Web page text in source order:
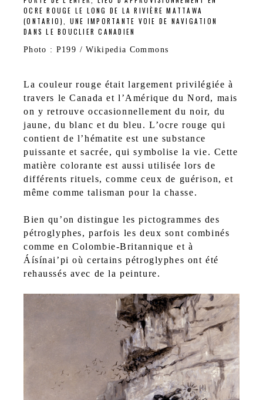
OCRE ROUGE LE LONG DE LA RIVIÈRE MATTAWA
(ONTARIO), UNE IMPORTANTE VOIE DE NAVIGATION
DANS LE BOUCLIER CANADIEN
Photo : P199 / Wikipedia Commons
La couleur rouge était largement privilégiée à
travers le Canada et l’Amérique du Nord, mais
on y retrouve occasionnellement du noir, du
jaune, du blanc et du bleu. L’ocre rouge qui
contient de l’hématite est une substance
puissante et sacrée, qui symbolise la vie. Cette
matière colorante est aussi utilisée lors de
différents rituels, comme ceux de guérison, et
même comme talisman pour la chasse.
Bien qu’on distingue les pictogrammes des
pétroglyphes, parfois les deux sont combinés
comme en Colombie-Britannique et à
Áísínai’pi où certains pétroglyphes ont été
rehaussés avec de la peinture.